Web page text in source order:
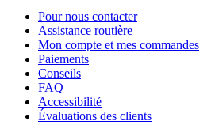
Pour nous contacter
Assistance routière
Mon compte et mes commandes
Paiements
Conseils
FAQ
Accessibilité
Évaluations des clients